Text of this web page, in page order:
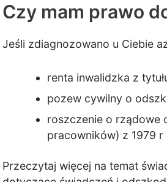
Czy mam prawo
Jeśli zdiagnozowano u Ciebie
renta inwalidzka z
pozew cywilny o
roszczenie o rządowe
pracowników) z 1979 r
Przeczytaj więcej na temat